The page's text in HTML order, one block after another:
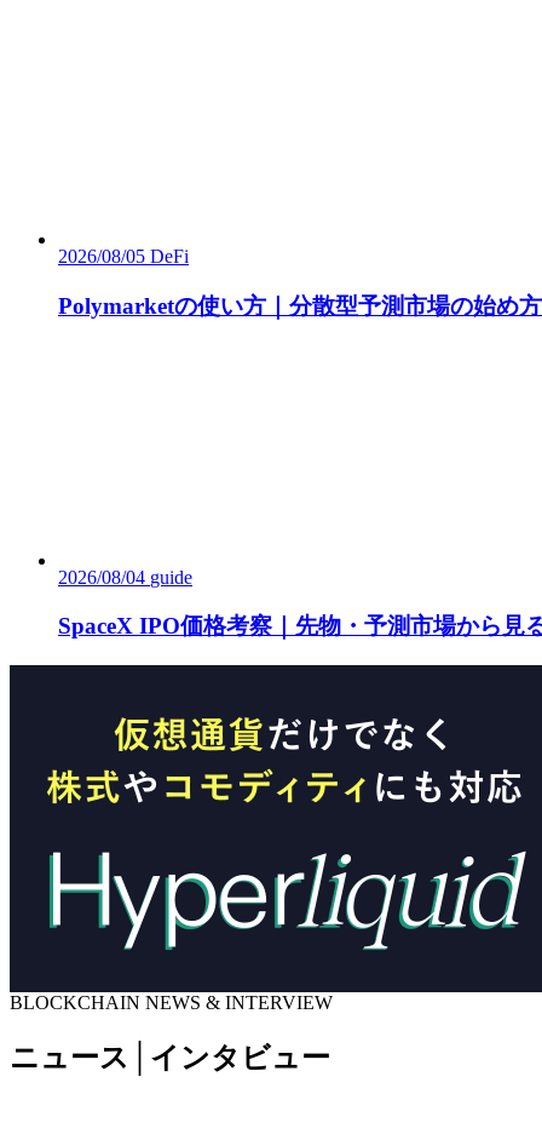
2026/08/05 DeFi
Polymarketの使い方｜分散型予測市場の始め
2026/08/04 guide
SpaceX IPO価格考察｜先物・予測市場から見
BLOCKCHAIN NEWS & INTERVIEW
ニュース│インタビュー